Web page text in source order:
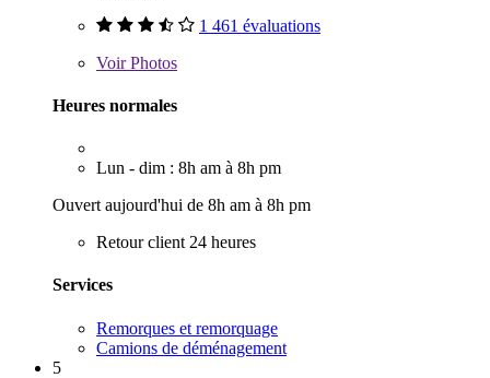
1 461 évaluations
VoirPhotos
Heures normales
Lun - dim : 8h am à 8h pm
Ouvert aujourd'hui de 8h am à 8h pm
Retour client 24 heures
Services
Remorques et remorquage
Camions de déménagement
5